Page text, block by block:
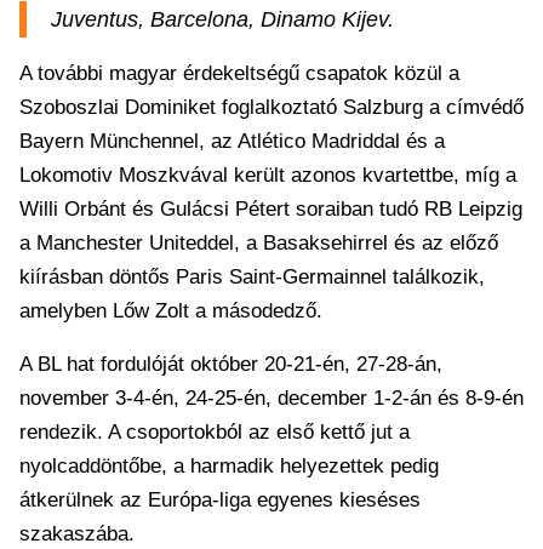
Juventus, Barcelona, Dinamo Kijev.
A további magyar érdekeltségű csapatok közül a
Szoboszlai Dominiket foglalkoztató Salzburg a címvédő
Bayern Münchennel, az Atlético Madriddal és a
Lokomotiv Moszkvával került azonos kvartettbe, míg a
Willi Orbánt és Gulácsi Pétert soraiban tudó RB Leipzig
a Manchester Uniteddel, a Basaksehirrel és az előző
kiírásban döntős Paris Saint-Germainnel találkozik,
amelyben Lőw Zolt a másodedző.
A BL hat fordulóját október 20-21-én, 27-28-án,
november 3-4-én, 24-25-én, december 1-2-án és 8-9-én
rendezik. A csoportokból az első kettő jut a
nyolcaddöntőbe, a harmadik helyezettek pedig
átkerülnek az Európa-liga egyenes kieséses
szakaszába.